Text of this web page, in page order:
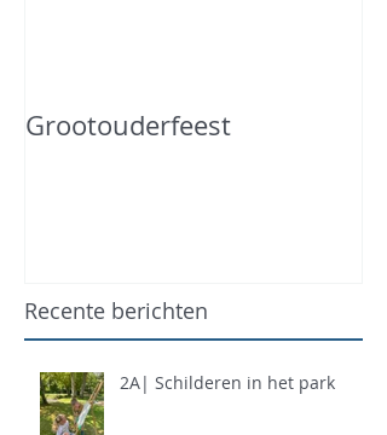
Grootouderfeest
Recente berichten
2A| Schilderen in het park